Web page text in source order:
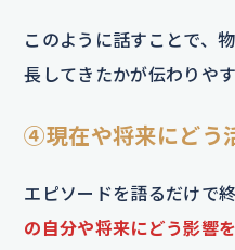
このように話すことで、
長してきたかが伝わりやす
④現在や将来にどう
エピソードを語るだけで終
の自分や将来にどう影響